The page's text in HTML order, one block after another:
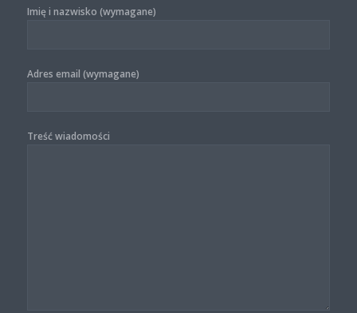
Imię i nazwisko (wymagane)
Adres email (wymagane)
Treść wiadomości